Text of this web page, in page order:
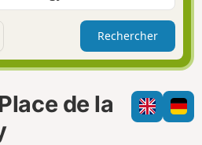
v
g
a
i
o
i
d
e
r
l
e
h
u
t
u
r
d
e
m
Rechercher
de la